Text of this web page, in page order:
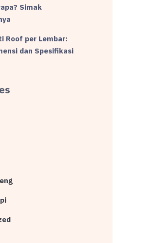
Simak
Roof per Lembar:
dan Spesifikasi